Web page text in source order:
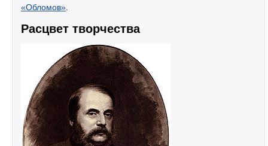
«Обломов»
Расцвет творчества